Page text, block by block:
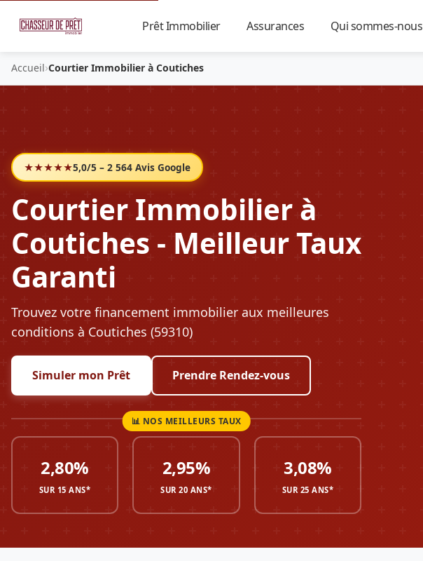
Prêt Immobilier Assurances Qui sommes-nous
Accueil›Courtier Immobilier à Coutiches
★★★★★5,0/5 – 2 564 Avis Google
Courtier Immobilier à
Coutiches - Meilleur Taux
Garanti
Trouvez votre financement immobilier aux meilleures
conditions à Coutiches (59310)
Simuler mon Prêt Prendre Rendez-vous
2,80%
SUR 15 ANS*
2,95%
SUR 20 ANS*
3,08%
SUR 25 ANS*